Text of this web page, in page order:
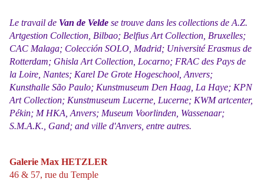
Le travail de Van de Velde se trouve dans les collections de A.Z.
Artgestion Collection, Bilbao; Belfius Art Collection, Bruxelles;
CAC Malaga; Colección SOLO, Madrid; Université Erasmus de
Rotterdam; Ghisla Art Collection, Locarno; FRAC des Pays de
la Loire, Nantes; Karel De Grote Hogeschool, Anvers;
Kunsthalle São Paulo; Kunstmuseum Den Haag, La Haye; KPN
Art Collection; Kunstmuseum Lucerne, Lucerne; KWM artcenter,
Pékin; M HKA, Anvers; Museum Voorlinden, Wassenaar;
S.M.A.K., Gand; and ville d'Anvers, entre autres.
Galerie Max HETZLER
46 & 57, rue du Temple